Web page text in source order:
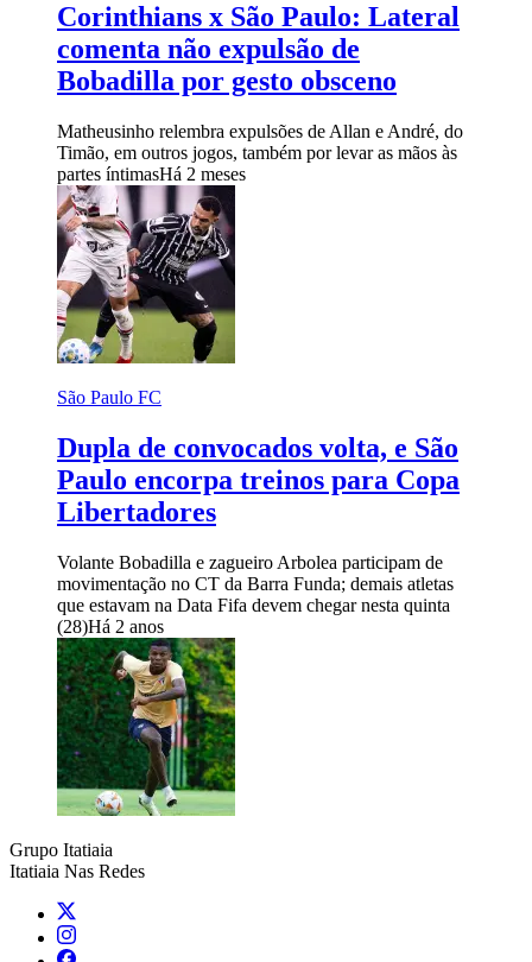
Corinthians x São Paulo: Lateral
comenta não expulsão de
Bobadilla por gesto obsceno
Matheusinho relembra expulsões de Allan e André, do
Timão, em outros jogos, também por levar as mãos às
partes íntimasHá 2 meses
São Paulo FC
Dupla de convocados volta, e São
Paulo encorpa treinos para Copa
Libertadores
Volante Bobadilla e zagueiro Arbolea participam de
movimentação no CT da Barra Funda; demais atletas
que estavam na Data Fifa devem chegar nesta quinta
(28)Há 2 anos
Grupo Itatiaia
Itatiaia Nas Redes